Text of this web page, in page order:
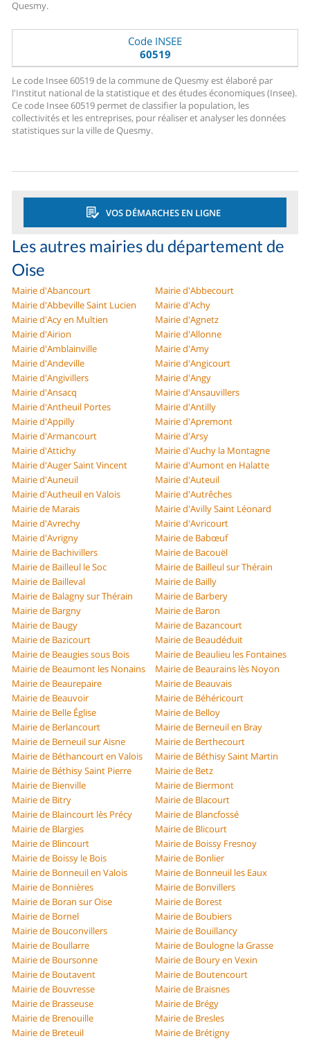
Quesmy.
Code INSEE
60519
Le code Insee 60519 de la commune de Quesmy est élaboré par
l'Institut national de la statistique et des études économiques (Insee).
Ce code Insee 60519 permet de classifier la population, les
collectivités et les entreprises, pour réaliser et analyser les données
statistiques sur la ville de Quesmy.
VOS DÉMARCHES EN LIGNE
Les autres mairies du département de
Oise
Mairie d'Abancourt
Mairie d'Abbecourt
Mairie d'Abbeville Saint Lucien
Mairie d'Achy
Mairie d'Acy en Multien
Mairie d'Agnetz
Mairie d'Airion
Mairie d'Allonne
Mairie d'Amblainville
Mairie d'Amy
Mairie d'Andeville
Mairie d'Angicourt
Mairie d'Angivillers
Mairie d'Angy
Mairie d'Ansacq
Mairie d'Ansauvillers
Mairie d'Antheuil Portes
Mairie d'Antilly
Mairie d'Appilly
Mairie d'Apremont
Mairie d'Armancourt
Mairie d'Arsy
Mairie d'Attichy
Mairie d'Auchy la Montagne
Mairie d'Auger Saint Vincent
Mairie d'Aumont en Halatte
Mairie d'Auneuil
Mairie d'Auteuil
Mairie d'Autheuil en Valois
Mairie d'Autrêches
Mairie de Marais
Mairie d'Avilly Saint Léonard
Mairie d'Avrechy
Mairie d'Avricourt
Mairie d'Avrigny
Mairie de Babœuf
Mairie de Bachivillers
Mairie de Bacouël
Mairie de Bailleul le Soc
Mairie de Bailleul sur Thérain
Mairie de Bailleval
Mairie de Bailly
Mairie de Balagny sur Thérain
Mairie de Barbery
Mairie de Bargny
Mairie de Baron
Mairie de Baugy
Mairie de Bazancourt
Mairie de Bazicourt
Mairie de Beaudéduit
Mairie de Beaugies sous Bois
Mairie de Beaulieu les Fontaines
Mairie de Beaumont les Nonains
Mairie de Beaurains lès Noyon
Mairie de Beaurepaire
Mairie de Beauvais
Mairie de Beauvoir
Mairie de Béhéricourt
Mairie de Belle Église
Mairie de Belloy
Mairie de Berlancourt
Mairie de Berneuil en Bray
Mairie de Berneuil sur Aisne
Mairie de Berthecourt
Mairie de Béthancourt en Valois
Mairie de Béthisy Saint Martin
Mairie de Béthisy Saint Pierre
Mairie de Betz
Mairie de Bienville
Mairie de Biermont
Mairie de Bitry
Mairie de Blacourt
Mairie de Blaincourt lès Précy
Mairie de Blancfossé
Mairie de Blargies
Mairie de Blicourt
Mairie de Blincourt
Mairie de Boissy Fresnoy
Mairie de Boissy le Bois
Mairie de Bonlier
Mairie de Bonneuil en Valois
Mairie de Bonneuil les Eaux
Mairie de Bonnières
Mairie de Bonvillers
Mairie de Boran sur Oise
Mairie de Borest
Mairie de Bornel
Mairie de Boubiers
Mairie de Bouconvillers
Mairie de Bouillancy
Mairie de Boullarre
Mairie de Boulogne la Grasse
Mairie de Boursonne
Mairie de Boury en Vexin
Mairie de Boutavent
Mairie de Boutencourt
Mairie de Bouvresse
Mairie de Braisnes
Mairie de Brasseuse
Mairie de Brégy
Mairie de Brenouille
Mairie de Bresles
Mairie de Breteuil
Mairie de Brétigny